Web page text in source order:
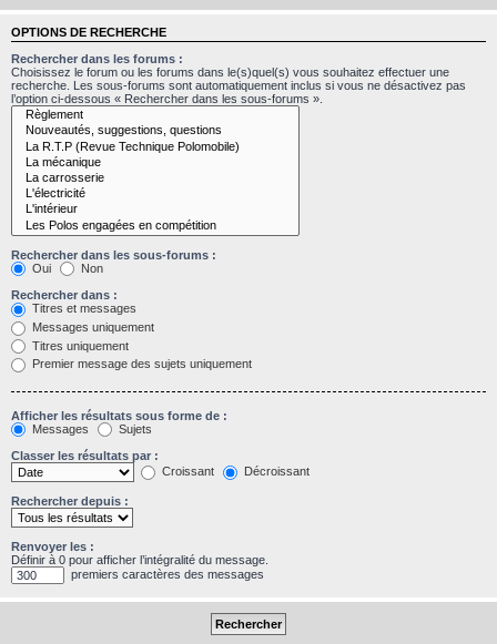
OPTIONS DE RECHERCHE
Rechercher dans les forums :
Choisissez le forum ou les forums dans le(s)quel(s) vous souhaitez effectuer une
recherche. Les sous-forums sont automatiquement inclus si vous ne désactivez pas
l’option ci-dessous « Rechercher dans les sous-forums ».
Rechercher dans les sous-forums :
Oui
Non
Rechercher dans :
Titres et messages
Messages uniquement
Titres uniquement
Premier message des sujets uniquement
Afficher les résultats sous forme de :
Messages
Sujets
Classer les résultats par :
Croissant
Décroissant
Rechercher depuis :
Renvoyer les :
Définir à 0 pour afficher l’intégralité du message.
premiers caractères des messages